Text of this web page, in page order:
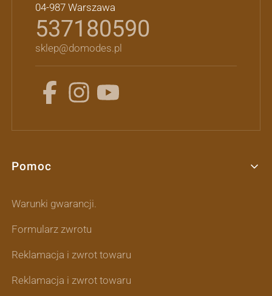
04-987 Warszawa
537180590
sklep@domodes.pl
Linki w stopce
Pomoc
Warunki gwarancji.
Formularz zwrotu
Reklamacja i zwrot towaru
Reklamacja i zwrot towaru